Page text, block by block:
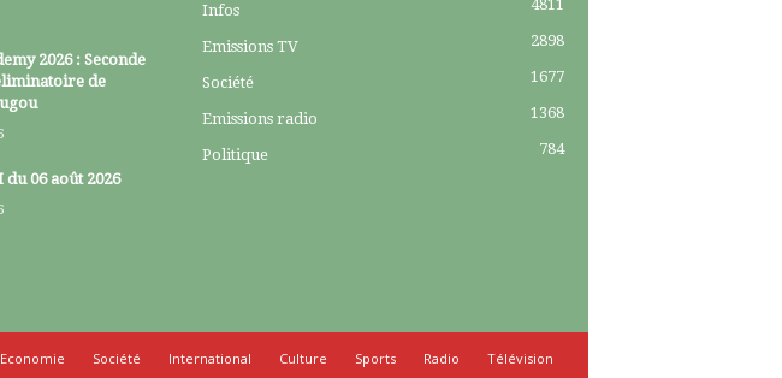
2026 : Seconde
de
du 06 août 2026
Infos 4811
Emissions TV 2898
Société 1677
Emissions radio 1368
Politique 784
Economie Société International Culture Sports Radio Télévision